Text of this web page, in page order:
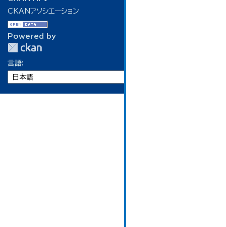
CKANアソシエーション
Powered by
言語